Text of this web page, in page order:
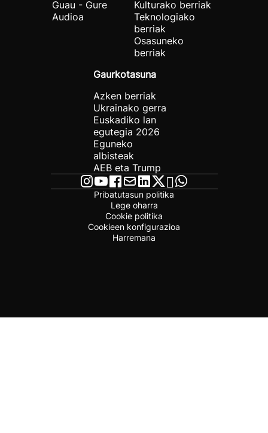
Guau - Gure
Audioa
Kulturako berriak
Teknologiako
berriak
Osasuneko
berriak
Gaurkotasuna
Azken berriak
Ukrainako gerra
Euskadiko lan
egutegia 2026
Eguneko
albisteak
AEB eta Trump
Pribatutasun politika
Lege oharra
Cookie politika
Cookieen konfigurazioa
Harremana